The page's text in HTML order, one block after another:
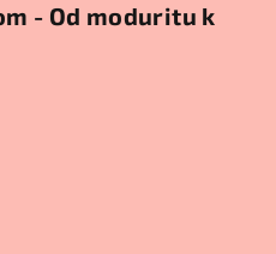
- Od moduritu k